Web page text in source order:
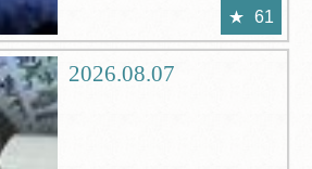
61
2026.08.07